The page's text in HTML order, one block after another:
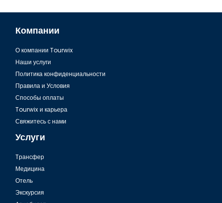
Компании
О компании Tourwix
Наши услуги
Политика конфиденциальности
Правила и Условия
Способы оплаты
Tourwix и карьера
Свяжитесь с нами
Услуги
Tрансфер
Медицина
Отель
Экскурсия